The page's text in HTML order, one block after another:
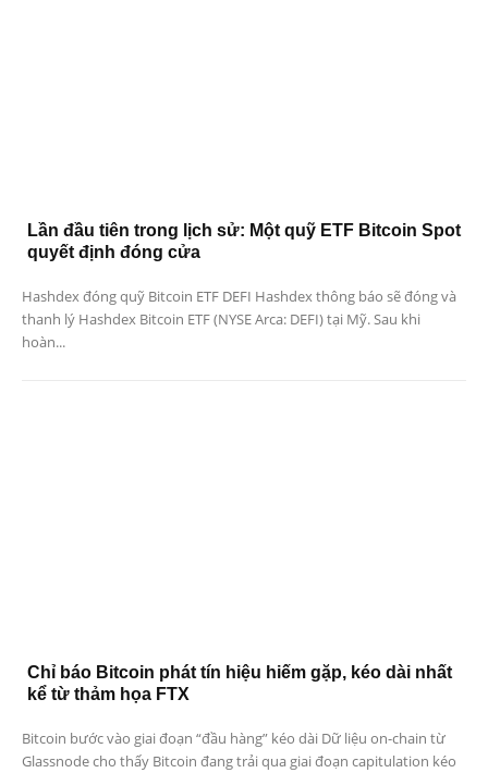
Lần đầu tiên trong lịch sử: Một quỹ ETF Bitcoin Spot
quyết định đóng cửa
Hashdex đóng quỹ Bitcoin ETF DEFI Hashdex thông báo sẽ đóng và
thanh lý Hashdex Bitcoin ETF (NYSE Arca: DEFI) tại Mỹ. Sau khi
hoàn...
Chỉ báo Bitcoin phát tín hiệu hiếm gặp, kéo dài nhất
kể từ thảm họa FTX
Bitcoin bước vào giai đoạn “đầu hàng” kéo dài Dữ liệu on-chain từ
Glassnode cho thấy Bitcoin đang trải qua giai đoạn capitulation kéo